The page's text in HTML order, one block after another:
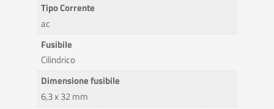
Tipo Corrente
ac
Fusibile
Cilindrico
Dimensione fusibile
6,3 x 32 mm